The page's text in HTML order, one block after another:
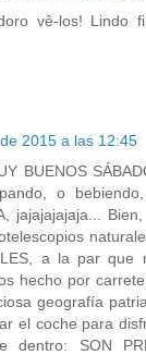
vê-los! Lindo
2015 a las 12:45
BUENOS
o
jajajajajaja...
a la par que
hecho por
geografía
el coche para
dentro: SON